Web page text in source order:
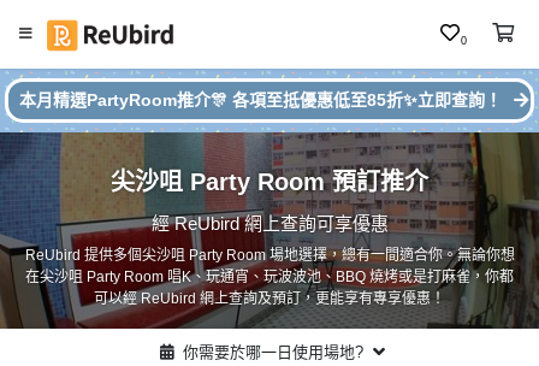
0
繁
中
登
入
#
本
月
ty
o
o
推
本月精選PartyRoom推介🎊 各項至抵優惠低至85折✨立即查詢！
尖沙咀 Party Room 預訂推介
經 ReUbird 網上查詢可享優惠
ReUbird 提供多個尖沙咀 Party Room 場地選擇，總有一間適合你。無論你想
在尖沙咀 Party Room 唱K、玩通宵、玩波波池、BBQ 燒烤或是打麻雀，你都
可以經 ReUbird 網上查詢及預訂，更能享有專享優惠！
你需要於哪一日使用場地?